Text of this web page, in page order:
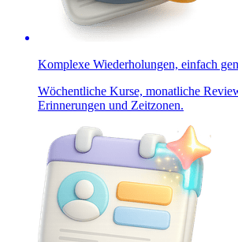
Komplexe Wiederholungen, einfach
Wöchentliche Kurse, monatliche
Erinnerungen und Zeitzonen.